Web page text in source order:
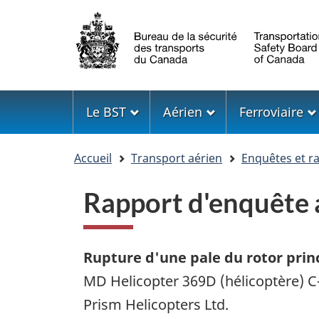
Sélection
de
la
langue
Menu
Le BST Aérien Ferroviaire
Accueil Transport aérien Enquêtes et
Rapport
Rupture d'une pale du rotor
MD Helicopter 369D (hélicoptère)
Prism Helicopters Ltd.